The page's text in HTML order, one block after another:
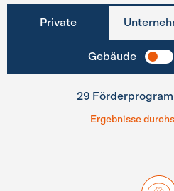
Private
Gebäude
29
Ergebnisse